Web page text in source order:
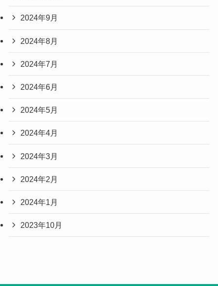
2024年9月
2024年8月
2024年7月
2024年6月
2024年5月
2024年4月
2024年3月
2024年2月
2024年1月
2023年10月